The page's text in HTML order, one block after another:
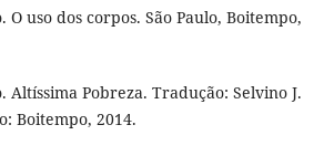
O uso dos corpos. São Paulo, Boitempo,
Altíssima Pobreza. Tradução: Selvino J.
Boitempo, 2014.